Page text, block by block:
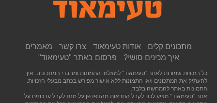
מתכונים קלים אודות טעימאוד צרו קשר
מאמרים
איך מכינים סושי?
פרסום באתר "טעימאוד"
כל הזכויות שמורות לאתר "טעימאוד" למצלמי התמונות ומחברי המתכונים. אין
להעתיק את המתכונים ו\או התמונות ללא אישור מפורש בכתב מבעלי הזכויות.
התמונות באתר להמחשה בלבד.
אתר "טעימאוד" מציע לכם לקבל התראות מהדפדפן על מנת לקבל עדכונים על